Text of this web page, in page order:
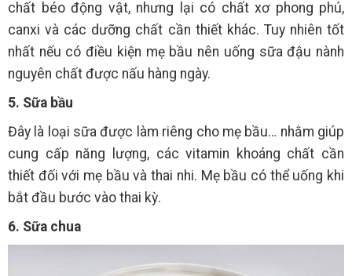
chất béo động vật, nhưng lại có chất xơ phong phú,
canxi và các dưỡng chất cần thiết khác. Tuy nhiên tốt
nhất nếu có điều kiện mẹ bầu nên uống sữa đậu nành
nguyên chất được nấu hàng ngày.
5. Sữa bầu
Đây là loại sữa được làm riêng cho mẹ bầu… nhằm giúp
cung cấp năng lượng, các vitamin khoáng chất cần
thiết đối với mẹ bầu và thai nhi. Mẹ bầu có thể uống khi
bắt đầu bước vào thai kỳ.
6. Sữa chua